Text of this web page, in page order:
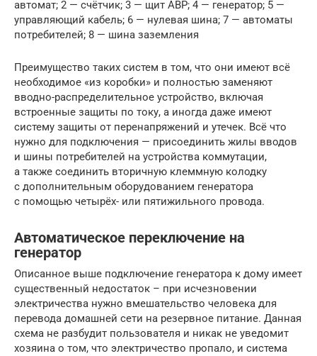
автомат; 2 — счётчик; 3 — щит АВР; 4 — генератор; 5 —
управляющий кабель; 6 — нулевая шина; 7 — автоматы
потребителей; 8 — шина заземления
Преимущество таких систем в том, что они имеют всё
необходимое «из коробки» и полностью заменяют
вводно-распределительное устройство, включая
встроенные защиты по току, а иногда даже имеют
систему защиты от перенапряжений и утечек. Всё что
нужно для подключения — присоединить жилы вводов
и шины потребителей на устройства коммутации,
а также соединить вторичную клеммную колодку
с дополнительным оборудованием генератора
с помощью четырёх- или пятижильного провода.
Автоматическое переключение на
генератор
Описанное выше подключение генератора к дому имеет
существенный недостаток – при исчезновении
электричества нужно вмешательство человека для
перевода домашней сети на резервное питание. Данная
схема не разбудит пользователя и никак не уведомит
хозяина о том, что электричество пропало, и система